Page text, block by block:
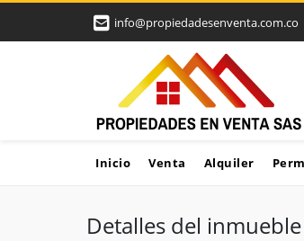
info@propiedadesenventa.com.co
Inicio Venta Alquiler
Detalles del inmueble